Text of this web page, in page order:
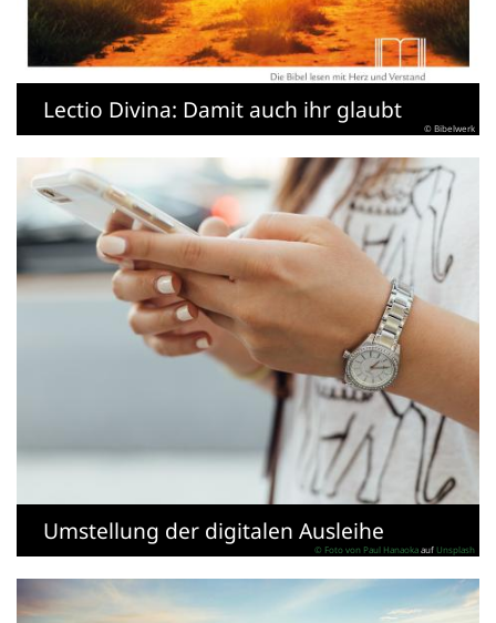
Lectio Divina: Damit auch ihr glaubt
© Bibelwerk
Umstellung der digitalen Ausleihe
© Foto vonPaul HanaokaaufUnsplash